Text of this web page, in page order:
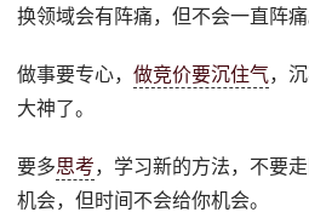
换领域会有阵痛，但不会一直阵痛
做事要专心，做竞价要沉住气，
大神了。
要多思考，学习新的方法，不要
机会，但时间不会给你机会。